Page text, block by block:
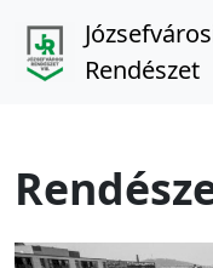
Rendészet